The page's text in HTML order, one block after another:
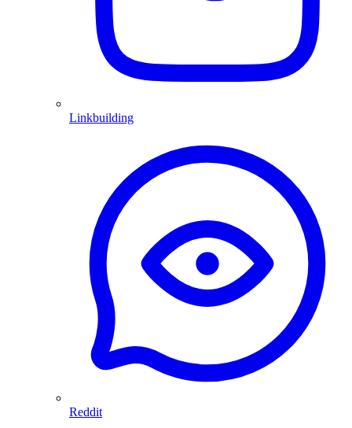
Linkbuilding
Reddit